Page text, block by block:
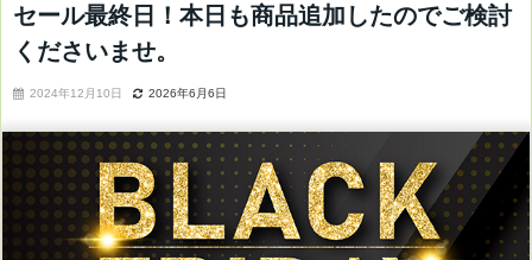
セール最終日！本日も商品追加したのでご検討
くださいませ。
2024年12月10日 2026年6月6日